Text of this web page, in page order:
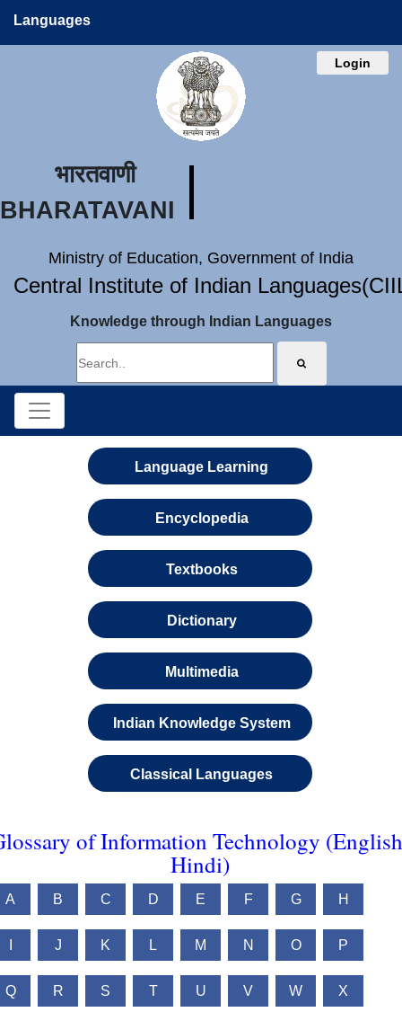
Languages
Login
भारतवाणी
BHARATAVANI
Ministry of Education, Government of India
Central Institute of Indian
Knowledge through Indian Languages
Language Learning
Encyclopedia
Textbooks
Dictionary
Multimedia
Indian Knowledge System
Classical Languages
of Information Technology
Hindi)
A B C D E F G H
J K L M N O P
Q R S T U V W X